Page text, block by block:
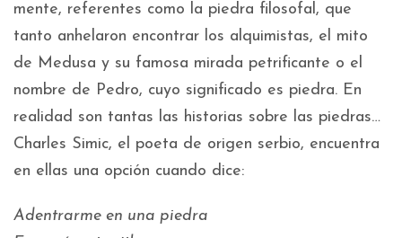
mente, referentes como la piedra filosofal, que
tanto anhelaron encontrar los alquimistas, el mito
de Medusa y su famosa mirada petrificante o el
nombre de Pedro, cuyo significado es piedra. En
realidad son tantas las historias sobre las piedras…
Charles Simic, el poeta de origen serbio, encuentra
en ellas una opción cuando dice:
Adentrarme en una piedra